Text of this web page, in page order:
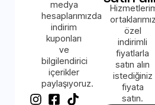
medya
hesaplarımızda
indirim
kuponları
ve
bilgilendirici
içerikler
paylaşıyoruz.
özel
indirimli
fiyatlarla
satın alın
istediğiniz
fiyata
satın.